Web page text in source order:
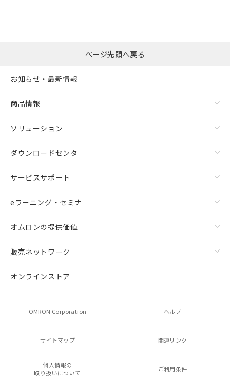
ページ先頭へ戻る
お知らせ・最新情報
商品情報
ソリューション
ダウンロードセンタ
サービスサポート
eラーニング・セミナ
オムロンの提供価値
販売ネットワーク
オンラインストア
OMRON Corporation ヘルプ
サイトマップ 関連リンク
個人情報の
取り扱いについて
ご利用条件